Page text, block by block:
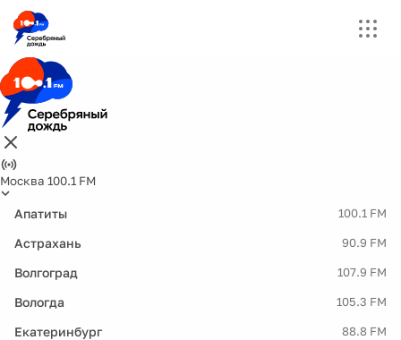
Москва 100.1 FM
Апатиты 100.1 FM
Астрахань 90.9 FM
Волгоград 107.9 FM
Вологда 105.3 FM
Екатеринбург 88.8 FM